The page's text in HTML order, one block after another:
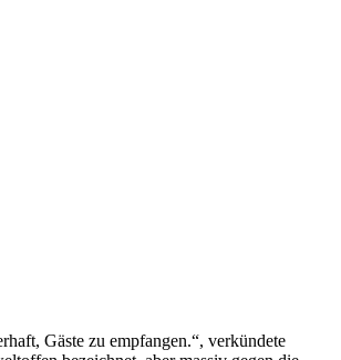
Gäste zu empfangen.“, verkündete